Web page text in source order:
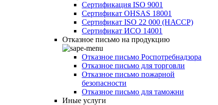
Сертификация ISO 9001
Сертификат OHSAS 18001
Сертификат ISO 22 000 (НАССР)
Сертификат ИСО 14001
Отказное письмо на продукцию
Отказное письмо Роспотребнадзора
Отказное письмо для торговли
Отказное письмо пожарной
безопасности
Отказное письмо для таможни
Иные услуги